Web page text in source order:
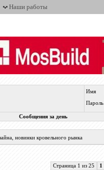
Наши работы
Имя
Пароль
Сообщения за день
новинки кровельного рынка
Страница 1 из 25 1